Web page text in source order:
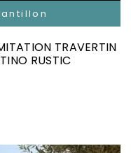
TRAVERTIN
RUSTIC